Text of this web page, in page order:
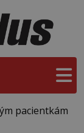
pacientkám